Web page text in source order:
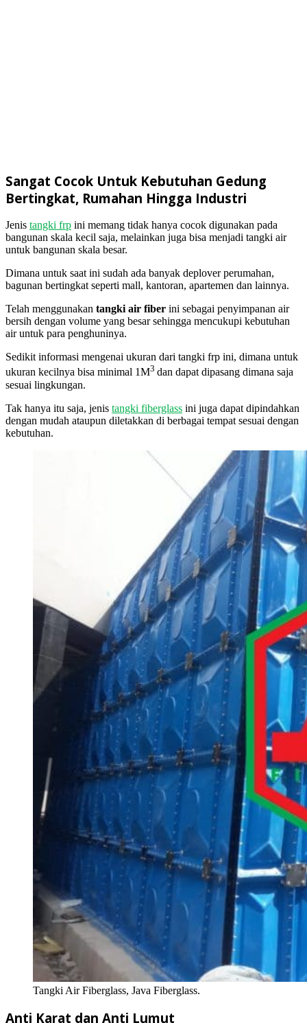
Sangat Cocok Untuk Kebutuhan Gedung
Bertingkat, Rumahan Hingga Industri
Jenis tangki frp ini memang tidak hanya cocok digunakan pada
bangunan skala kecil saja, melainkan juga bisa menjadi tangki air
untuk bangunan skala besar.
Dimana untuk saat ini sudah ada banyak deplover perumahan,
bagunan bertingkat seperti mall, kantoran, apartemen dan lainnya.
Telah menggunakan tangki air fiber ini sebagai penyimpanan air
bersih dengan volume yang besar sehingga mencukupi kebutuhan
air untuk para penghuninya.
Sedikit informasi mengenai ukuran dari tangki frp ini, dimana untuk
ukuran kecilnya bisa minimal 1M3 dan dapat dipasang dimana saja
sesuai lingkungan.
Tak hanya itu saja, jenis tangki fiberglass ini juga dapat dipindahkan
dengan mudah ataupun diletakkan di berbagai tempat sesuai dengan
kebutuhan.
Tangki Air Fiberglass, Java Fiberglass.
Anti Karat dan Anti Lumut